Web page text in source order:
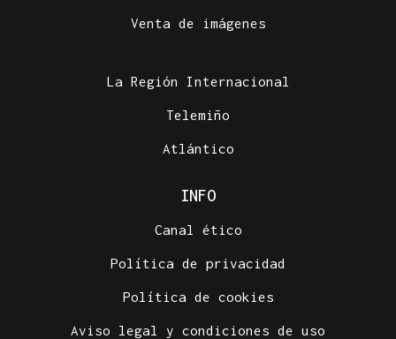
Venta de imágenes
La Región Internacional
Telemiño
Atlántico
INFO
Canal ético
Política de privacidad
Política de cookies
Aviso legal y condiciones de uso